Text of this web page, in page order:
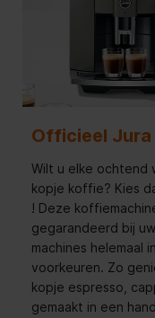
Officieel Jura
Wilt u elke ochtend
kopje koffie? Kies
! Deze
gegarandeerd bij
machines helemaal
voorkeuren. Zo
kopje espresso,
gemaakt in een